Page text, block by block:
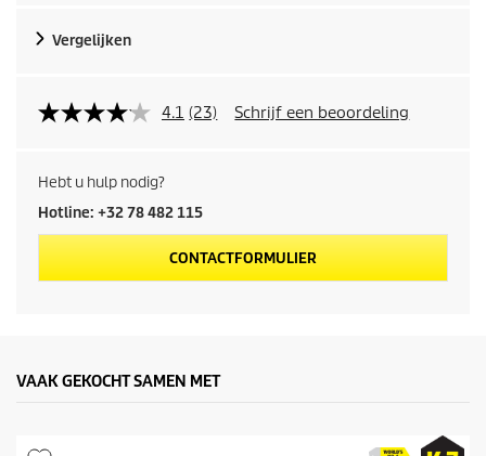
p
r
d
u
c
p
Vergelijken
4.1 (23) Schrijf een beoordeling
Hebt u hulp nodig?
Hotline: +32 78 482 115
CONTACTFORMULIER
VAAK GEKOCHT SAMEN MET